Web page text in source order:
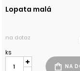
Lopata malá
na dotaz
ks